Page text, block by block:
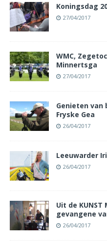
Koningsdag
27/04/2017
WMC,
Minnertsga
27/04/2017
Genieten van
Fryske Gea
26/04/2017
Leeuwarder
26/04/2017
Uit de KUNST
gevangene
26/04/2017